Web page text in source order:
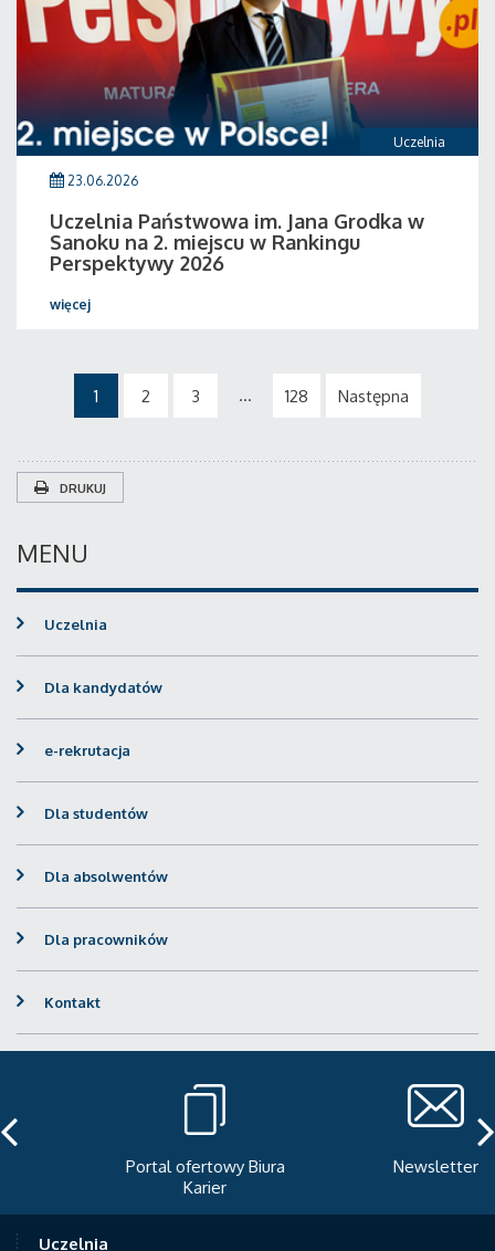
Uczelnia
23.06.2026
Uczelnia Państwowa im. Jana Grodka w
Sanoku na 2. miejscu w Rankingu
Perspektywy 2026
więcej
1 2 3 ... 128 Następna
DRUKUJ
MENU
Uczelnia
Dla kandydatów
e-rekrutacja
Dla studentów
Dla absolwentów
Dla pracowników
Kontakt
Portal ofertowy Biura
Newsletter
Uczelnia